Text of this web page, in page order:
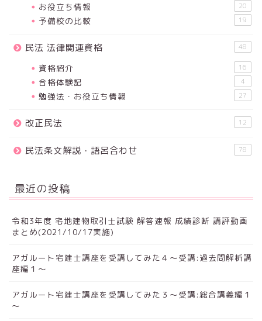
お役立ち情報 20
予備校の比較 19
民法 法律関連資格 48
資格紹介 16
合格体験記 4
勉強法・お役立ち情報 27
改正民法 12
民法条文解説・語呂合わせ 78
最近の投稿
令和3年度 宅地建物取引士試験 解答速報 成績診断 講評動画
まとめ(2021/10/17実施)
アガルート宅建士講座を受講してみた４～受講:過去問解析講
座編１～
アガルート宅建士講座を受講してみた３～受講:総合講義編１
～